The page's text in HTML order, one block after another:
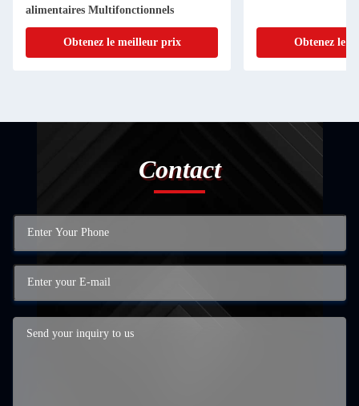
alimentaires Multifonctionnels
Obtenez le meilleur prix Obtenez le
Contact